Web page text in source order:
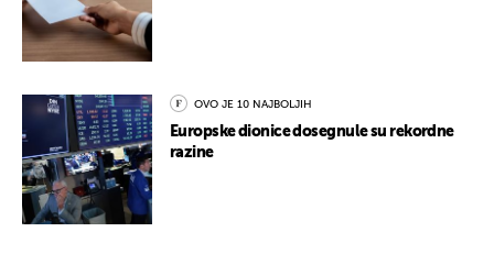
OVO JE 10 NAJBOLJIH
Europske dionice dosegnule su rekordne
razine